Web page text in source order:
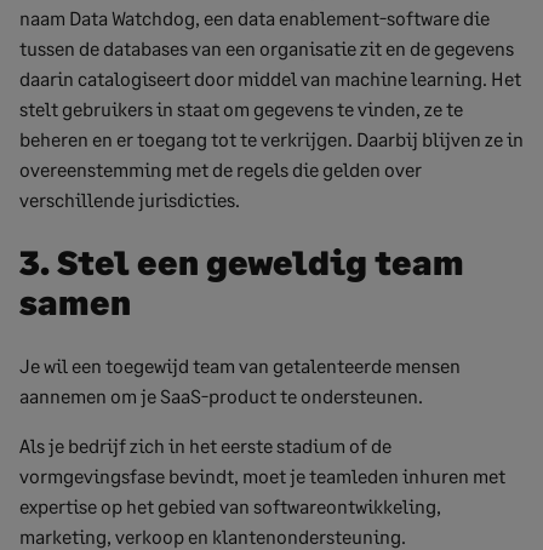
naam Data Watchdog, een data enablement-software die
tussen de databases van een organisatie zit en de gegevens
daarin catalogiseert door middel van machine learning. Het
stelt gebruikers in staat om gegevens te vinden, ze te
beheren en er toegang tot te verkrijgen. Daarbij blijven ze in
overeenstemming met de regels die gelden over
verschillende jurisdicties.
3. Stel een geweldig team
samen
Je wil een toegewijd team van getalenteerde mensen
aannemen om je SaaS-product te ondersteunen.
Als je bedrijf zich in het eerste stadium of de
vormgevingsfase bevindt, moet je teamleden inhuren met
expertise op het gebied van softwareontwikkeling,
marketing, verkoop en klantenondersteuning.